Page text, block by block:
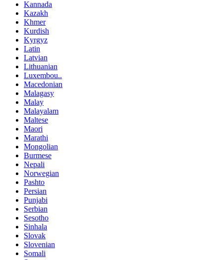
Kannada
Kazakh
Khmer
Kurdish
Kyrgyz
Latin
Latvian
Lithuanian
Luxembou..
Macedonian
Malagasy
Malay
Malayalam
Maltese
Maori
Marathi
Mongolian
Burmese
Nepali
Norwegian
Pashto
Persian
Punjabi
Serbian
Sesotho
Sinhala
Slovak
Slovenian
Somali